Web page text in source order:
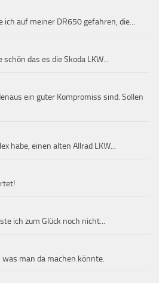
ich auf meiner DR650 gefahren, die...
das es die Skoda LKW...
ein guter Kompromiss sind. Sollen
habe, einen alten Allrad LKW...
ich zum Glück noch nicht...
man da machen könnte.